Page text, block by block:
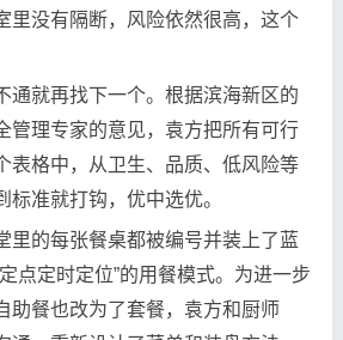
里没有隔断，风险依然很高，这个
就再找下一个。根据滨海新区的
管理专家的意见，袁方把所有可行
表格中，从卫生、品质、低风险等
标准就打钩，优中选优。
的每张餐桌都被编号并装上了蓝
点定时定位”的用餐模式。为进一步
助餐也改为了套餐，袁方和厨师